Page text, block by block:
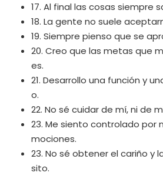
17. Al final las cosas siempre
18. La gente no suele
19. Siempre pienso que se
20. Creo que las metas que
es.
21. Desarrollo una función y
o.
22. No sé cuidar de mí, ni de
23. Me siento controlado por
mociones.
23. No sé obtener el cariño y
sito.